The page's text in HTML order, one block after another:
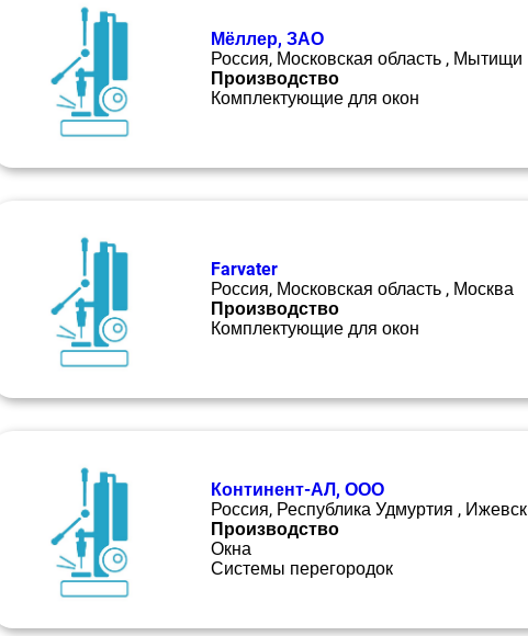
Мёллер, ЗАО
Россия, Московская область , Мытищи
Производство
Комплектующие для окон
Farvater
Россия, Московская область , Москва
Производство
Комплектующие для окон
Континент-АЛ, ООО
Россия, Республика Удмуртия , Ижевск
Производство
Окна
Системы перегородок